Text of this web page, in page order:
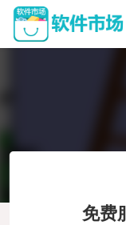
免费